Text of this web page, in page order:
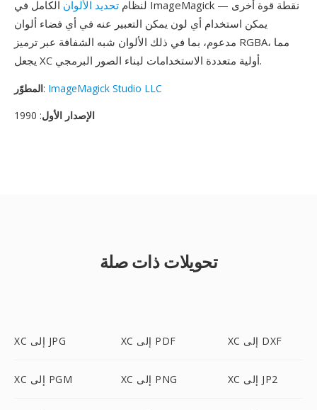
لنظام تحديد الألوان الكامل في ImageMagick نقطة قوة أخرى —
يمكن استخدام أي لون يمكن التعبير عنه في أي فضاء ألوان
مدعوم، بما في ذلك الألوان شبه الشفافة عبر ترميز RGBA، مما
يجعل XC أولية متعددة الاستخدامات لبناء الصور البرمجي.
المطوّر: ImageMagick Studio LLC
الإصدار الأول: 1990
تحويلات ذات صلة
XC إلى JPG XC إلى PDF XC إلى DXF
XC إلى PGM XC إلى PNG XC إلى JP2